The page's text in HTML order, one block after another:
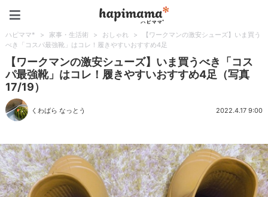
ハピママ* > 家事・生活術 > おしゃれ >
【ワークマンの激安シューズ】いま買う
べき「コスパ最強靴」はコレ！履きやすいおすすめ4足
【ワークマンの激安シューズ】いま買うべき「コス
パ最強靴」はコレ！履きやすいおすすめ4足（写真
17/19）
くわばら なっとう 2022.4.17 9:00